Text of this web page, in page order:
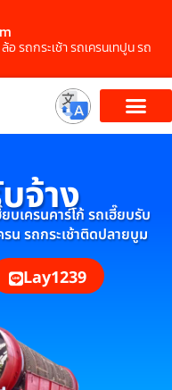
รถกระเช้า รถเครนเทปูน รถ
จ้าง
บเครนคาร์โก้ รถเฮี๊ยบรับ
น รถกระเช้าติดปลายบูม
Lay1239